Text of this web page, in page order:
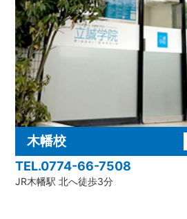
木幡校
TEL.0774-66-7508
JR木幡駅 北へ徒歩3分